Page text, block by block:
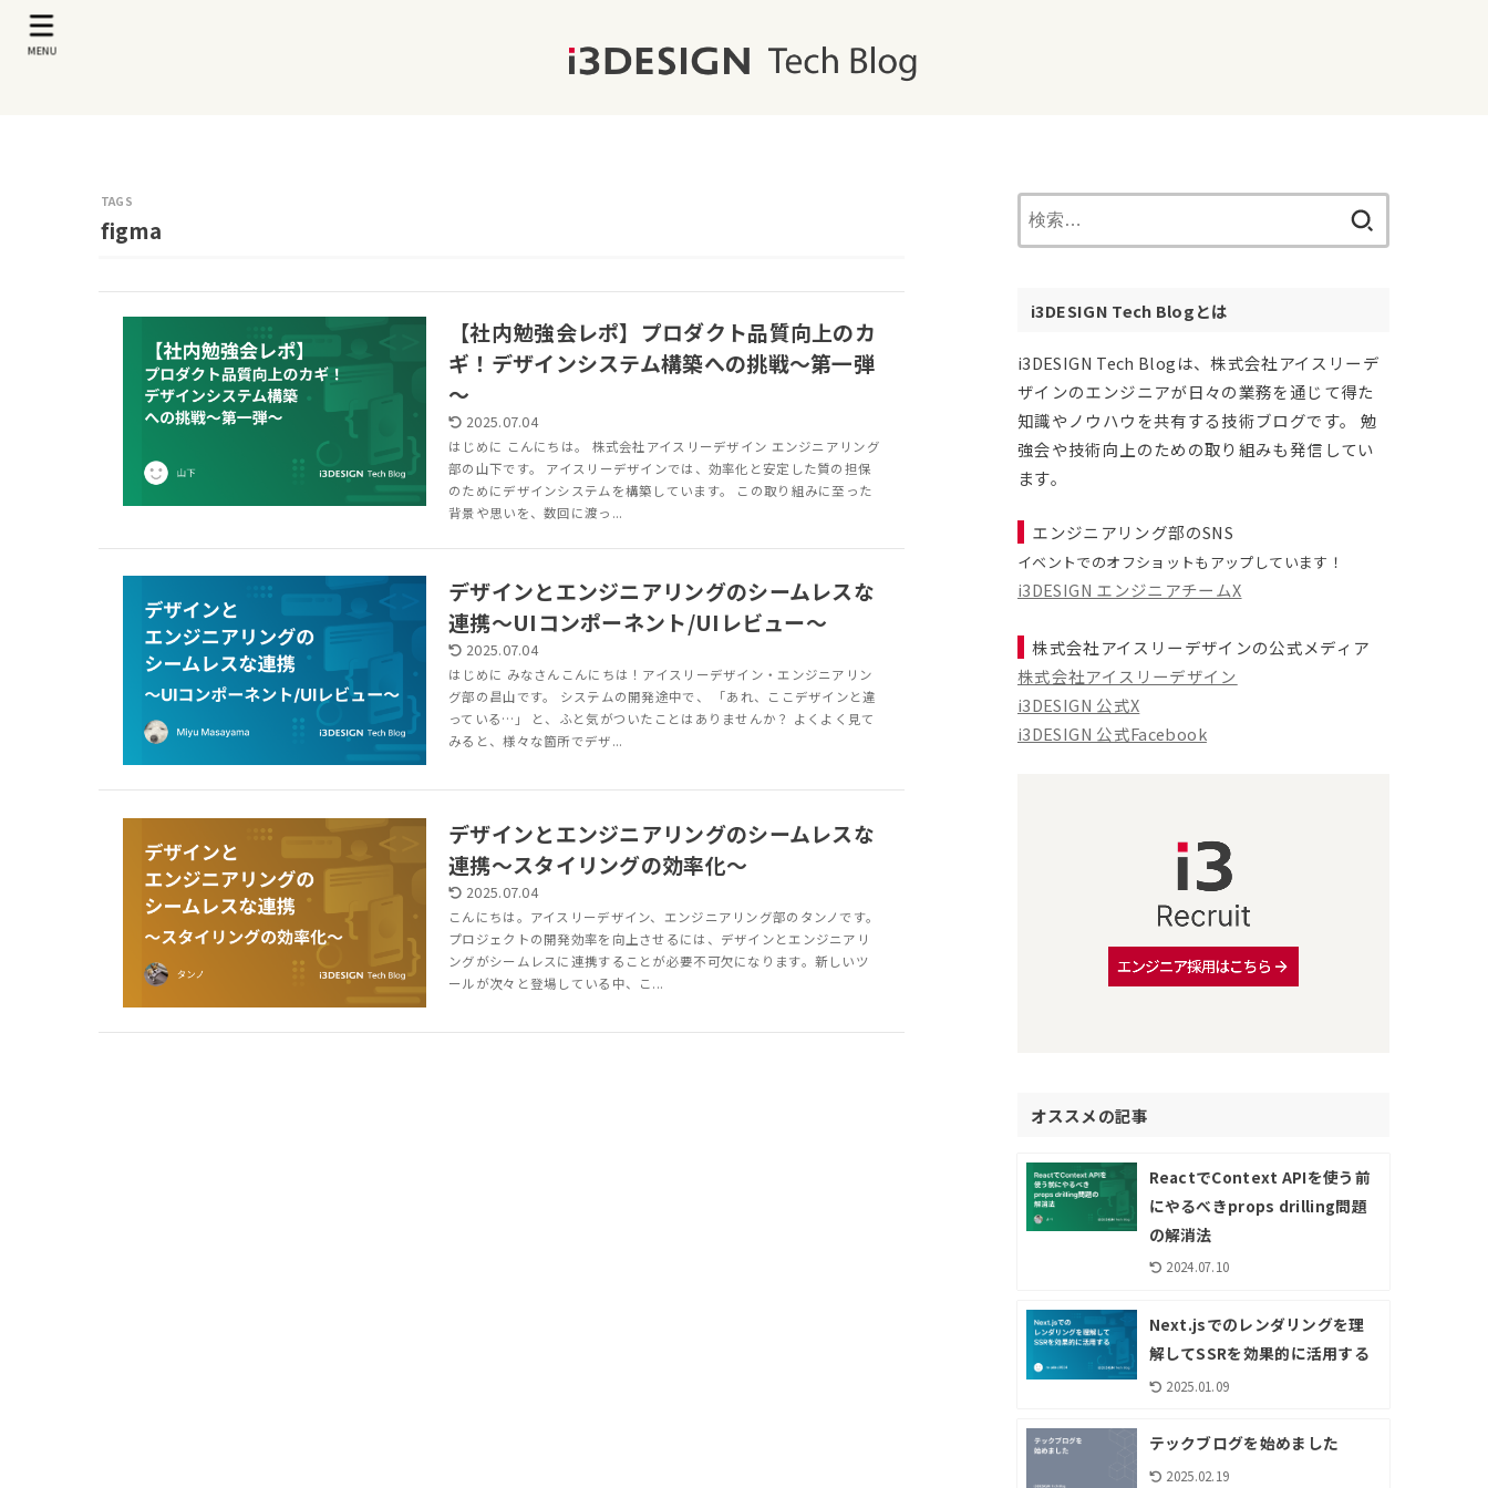
MENU
figma
【社内勉強会レポ】プロダクト品質向上のカ
ギ！デザインシステム構築への挑戦～第一弾
～
2025.07.04
はじめに こんにちは。 株式会社アイスリーデザイン エンジニアリング
部の山下です。 アイスリーデザインでは、効率化と安定した質の担保
のためにデザインシステムを構築しています。 この取り組みに至った
背景や思いを、数回に渡っ...
デザインとエンジニアリングのシームレスな
連携〜UIコンポーネント/UIレビュー〜
2025.07.04
はじめに みなさんこんにちは！アイスリーデザイン・エンジニアリン
グ部の昌山です。 システムの開発途中で、 「あれ、ここデザインと違
っている…」 と、ふと気がついたことはありませんか？ よくよく見て
みると、様々な箇所でデザ...
デザインとエンジニアリングのシームレスな
連携〜スタイリングの効率化〜
2025.07.04
こんにちは。アイスリーデザイン、エンジニアリング部のタンノです。
プロジェクトの開発効率を向上させるには、デザインとエンジニアリ
ングがシームレスに連携することが必要不可欠になります。新しいツ
ールが次々と登場している中、こ...
i3DESIGN Tech Blogとは
i3DESIGN Tech Blogは、株式会社アイスリーデ
ザインのエンジニアが日々の業務を通じて得た
知識やノウハウを共有する技術ブログです。 勉
強会や技術向上のための取り組みも発信してい
ます。
エンジニアリング部のSNS
イベントでのオフショットもアップしています！
i3DESIGN エンジニアチームX
株式会社アイスリーデザインの公式メディア
株式会社アイスリーデザイン
i3DESIGN 公式X
i3DESIGN 公式Facebook
オススメの記事
ReactでContext APIを使う前
にやるべきprops drilling問題
の解消法
2024.07.10
Next.jsでのレンダリングを理
解してSSRを効果的に活用する
2025.01.09
テックブログを始めました
2025.02.19